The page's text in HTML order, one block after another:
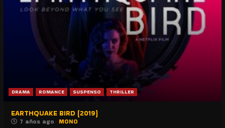
DRAMA ROMANCE SUSPENSO THRILLER
EARTHQUAKE BIRD (2019)
7 años ago MONO